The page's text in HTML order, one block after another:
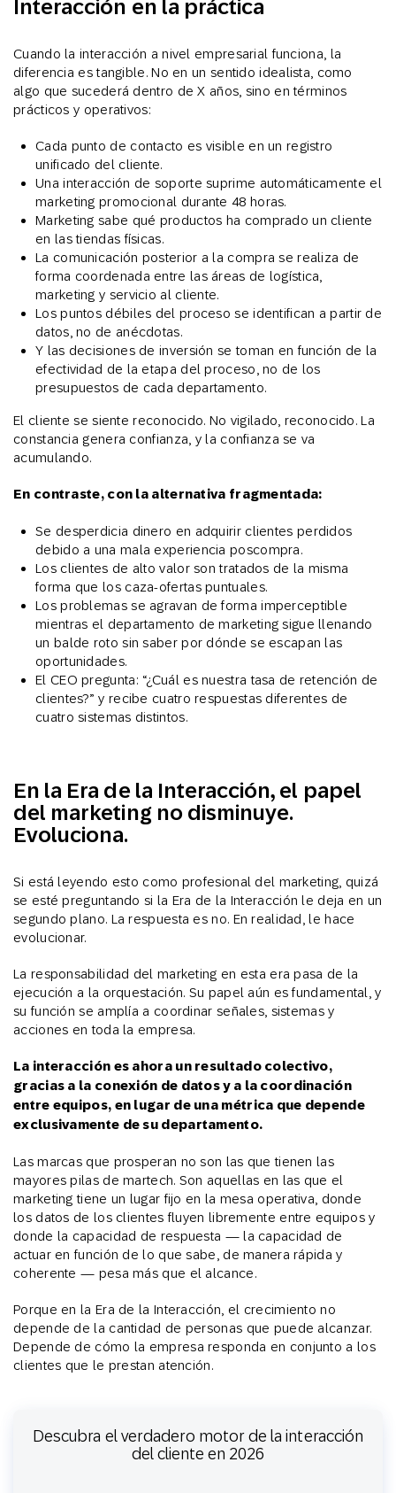
Interacción en la práctica
Cuando la interacción a nivel empresarial funciona, la
diferencia es tangible. No en un sentido idealista, como
algo que sucederá dentro de X años, sino en términos
prácticos y operativos:
Cada punto de contacto es visible en un registro
unificado del cliente.
Una interacción de soporte suprime automáticamente el
marketing promocional durante 48 horas.
Marketing sabe qué productos ha comprado un cliente
en las tiendas físicas.
La comunicación posterior a la compra se realiza de
forma coordenada entre las áreas de logística,
marketing y servicio al cliente.
Los puntos débiles del proceso se identifican a partir de
datos, no de anécdotas.
Y las decisiones de inversión se toman en función de la
efectividad de la etapa del proceso, no de los
presupuestos de cada departamento.
El cliente se siente reconocido. No vigilado, reconocido. La
constancia genera confianza, y la confianza se va
acumulando.
En contraste, con la alternativa fragmentada:
Se desperdicia dinero en adquirir clientes perdidos
debido a una mala experiencia poscompra.
Los clientes de alto valor son tratados de la misma
forma que los caza-ofertas puntuales.
Los problemas se agravan de forma imperceptible
mientras el departamento de marketing sigue llenando
un balde roto sin saber por dónde se escapan las
oportunidades.
El CEO pregunta: “¿Cuál es nuestra tasa de retención de
clientes?” y recibe cuatro respuestas diferentes de
cuatro sistemas distintos.
En la Era de la Interacción, el papel
del marketing no disminuye.
Evoluciona.
Si está leyendo esto como profesional del marketing, quizá
se esté preguntando si la Era de la Interacción le deja en un
segundo plano. La respuesta es no. En realidad, le hace
evolucionar.
La responsabilidad del marketing en esta era pasa de la
ejecución a la orquestación. Su papel aún es fundamental, y
su función se amplía a coordinar señales, sistemas y
acciones en toda la empresa.
La interacción es ahora un resultado colectivo,
gracias a la conexión de datos y a la coordinación
entre equipos, en lugar de una métrica que depende
exclusivamente de su departamento.
Las marcas que prosperan no son las que tienen las
mayores pilas de martech. Son aquellas en las que el
marketing tiene un lugar fijo en la mesa operativa, donde
los datos de los clientes fluyen libremente entre equipos y
donde la capacidad de respuesta — la capacidad de
actuar en función de lo que sabe, de manera rápida y
coherente — pesa más que el alcance.
Porque en la Era de la Interacción, el crecimiento no
depende de la cantidad de personas que puede alcanzar.
Depende de cómo la empresa responda en conjunto a los
clientes que le prestan atención.
Descubra el verdadero motor de la interacción
del cliente en 2026